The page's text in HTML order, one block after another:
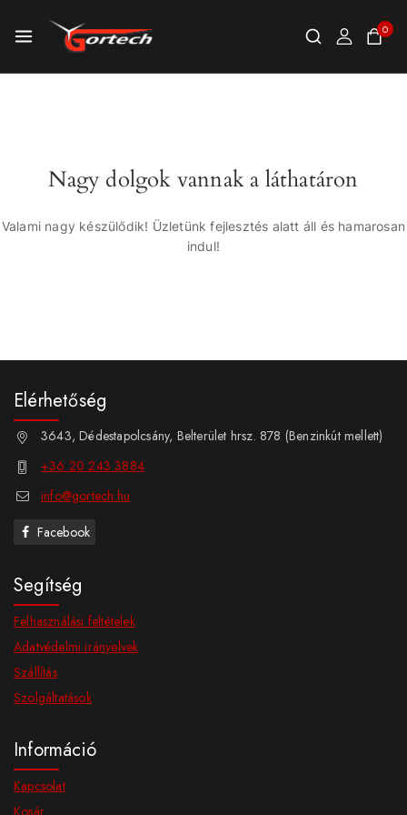
0
Nagy dolgok vannak a láthatáron
Valami nagy készülődik! Üzletünk fejlesztés alatt áll és hamarosan
indul!
Elérhetőség
3643, Dédestapolcsány, Belterület hrsz. 878 (Benzinkút mellett)
+36 20 243 3884
info@gortech.hu
Facebook
Segítség
Felhasználási feltételek
Adatvédelmi irányelvek
Szállítás
Szolgáltatások
Információ
Kapcsolat